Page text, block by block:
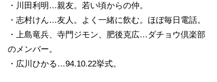
・川田利明…親友。若い頃からの仲。
・志村けん…友人。よく一緒に飲む。ほぼ毎日電話。
・上島竜兵、寺門ジモン、肥後克広…ダチョウ倶楽部
のメンバー。
・広川ひかる…94.10.22挙式。